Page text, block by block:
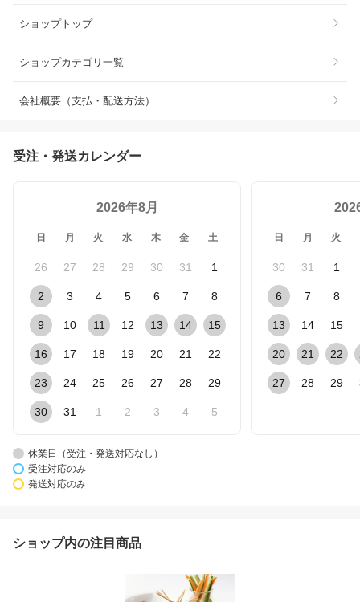
ショップトップ
ショップカテゴリ一覧
会社概要（支払・配送方法）
受注・発送カレンダー
2026年8月
日 月 火 水 木 金 土
26 27 28 29 30 31 1
2 3 4 5 6 7 8
9 10 11 12 13 14 15
16 17 18 19 20 21 22
23 24 25 26 27 28 29
30 31 1 2 3 4 5
日 月 火
30 31 1
6 7 8
13 14 15
20 21 22
27 28 29
休業日（受注・発送対応なし）
受注対応のみ
発送対応のみ
ショップ内の注目商品